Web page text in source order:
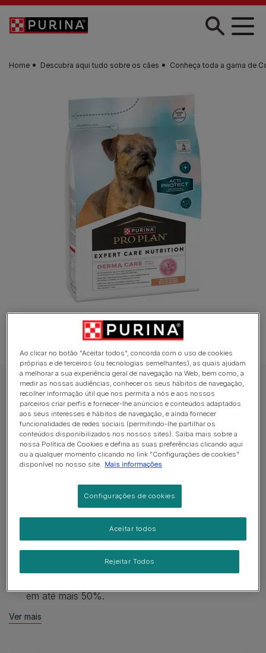
Skip to main content
Home Descubra aqui tudo sobre os cães Conheça toda a gama de
PRO PLAN Ração seca para cão
PRO PLAN ACTI-PROTECT Adulto Small &
Mini Derma Care Rico em Salmão
Average:4 ( 1vote)
Alimento completo para cães adultos de tamanho
pequeno e mini com pele sensível.
ACTI-PROTECT™ com colostro.
Expert Care Nutrition.
em até mais 50%.
Ver mais
Ao clicar no botão "Aceitar todos", concorda com o uso de cookies
próprias e de terceiros (ou tecnologias semelhantes), as quais ajudam
a melhorar a sua experiência geral de navegação na Web, bem como, a
medir as nossas audiências, conhecer os seus hábitos de navegação,
recolher informação útil que nos permita a nós e aos nossos
parceiros criar perfis e fornecer-lhe anúncios e conteúdos adaptados
aos seus interesses e hábitos de navegação, e ainda fornecer
funcionalidades de redes sociais (permitindo-lhe partilhar os
conteúdos disponibilizados nos nossos sites). Saiba mais sobre a
nossa Política de Cookies e defina as suas preferências clicando aqui
ou a qualquer momento clicando no link "Configurações de cookies"
disponível no nosso site. Mais informações
Configurações de cookies
Rejeitar Todos
Aceitar todos